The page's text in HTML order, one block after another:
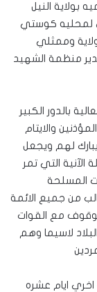
بولاية النيل
لمحليه كوستي
وممثلي
منظمة الشهيد
بالدور الكبير
والايتام
لهم ويجعل
التي تمر
المسلحة
من جميع الائمة
مع القوات
لاسيما وهم
اخري ايام عشره